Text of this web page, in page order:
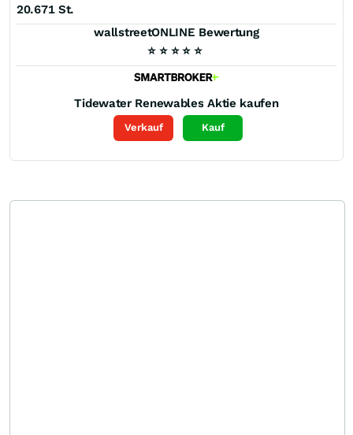
20.671 St.
wallstreetONLINE Bewertung
⭐ ⭐ ⭐ ⭐ ⭐
Tidewater Renewables Aktie kaufen
Verkauf Kauf